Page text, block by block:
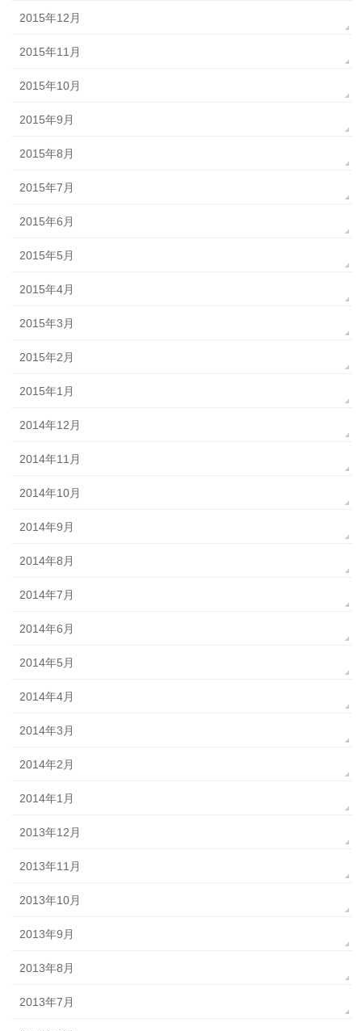
2015年12月
2015年11月
2015年10月
2015年9月
2015年8月
2015年7月
2015年6月
2015年5月
2015年4月
2015年3月
2015年2月
2015年1月
2014年12月
2014年11月
2014年10月
2014年9月
2014年8月
2014年7月
2014年6月
2014年5月
2014年4月
2014年3月
2014年2月
2014年1月
2013年12月
2013年11月
2013年10月
2013年9月
2013年8月
2013年7月